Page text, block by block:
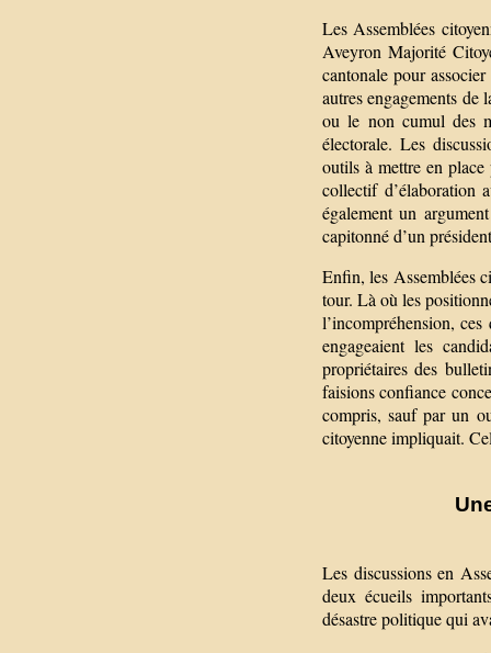
Les Assemblées
Aveyron Majorité
cantonale pour
autres engagements de
ou le non cumul des
électorale. Les
outils à mettre en
collectif d’élaboration
également un
capitonné d’un
Enfin, les Assemblées
tour. Là où les
l’incompréhension,
engageaient les
propriétaires des
faisions confiance
compris, sauf par un
citoyenne impliquait.
Les discussions en
deux écueils
désastre politique qui